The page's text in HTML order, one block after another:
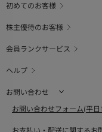
初めてのお客様
株主優待のお客様
会員ランクサービス
ヘルプ
お問い合わせ
お問い合わせフォーム(平